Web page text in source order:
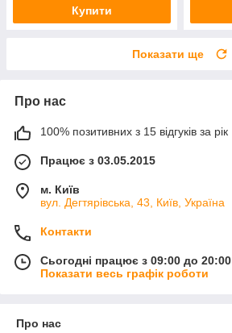
Купити
Показати ще
Про нас
100% позитивних з 15 відгуків за рік
Працює з 03.05.2015
м. Київ
вул. Дегтярівська, 43, Київ, Україна
Контакти
Сьогодні працює з 09:00 до 20:00
Показати весь графік роботи
Про нас